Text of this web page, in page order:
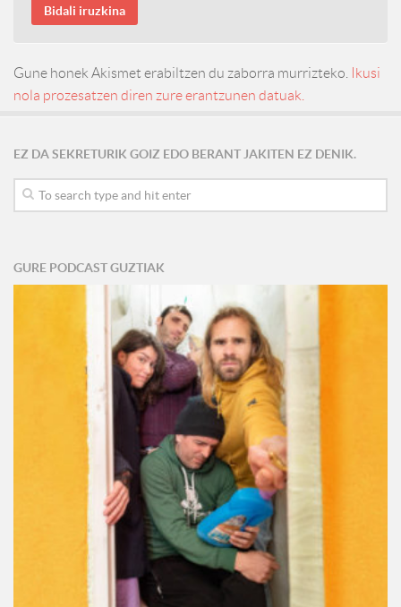
Gune honek Akismet erabiltzen du zaborra murrizteko.
Ikusi
nola prozesatzen diren zure erantzunen datuak.
EZ DA SEKRETURIK GOIZ EDO BERANT JAKITEN EZ DENIK.
GURE PODCAST GUZTIAK